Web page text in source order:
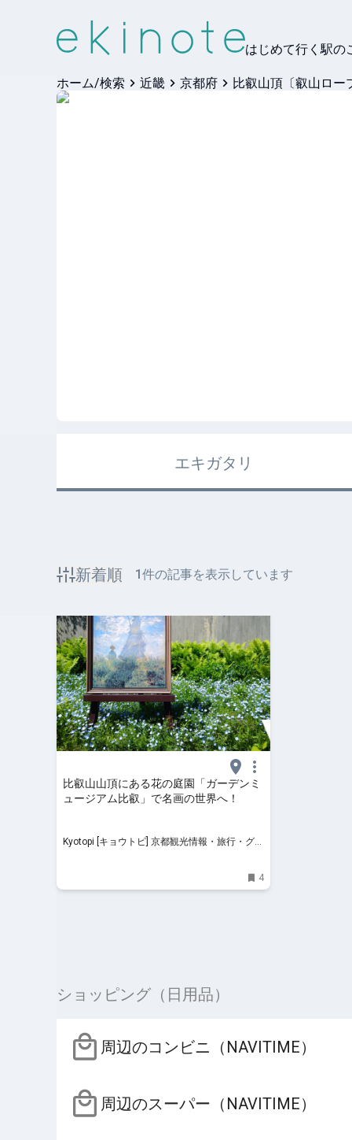
はじめて行く駅の
ホーム/検索 近畿 京都府 比叡山頂〔叡山ロー
エキガタリ
新着順 1件の記事を表示しています
比叡山山頂にある花の庭園「ガーデンミ
ュージアム比叡」で名画の世界へ！
Kyotopi [キョウトピ] 京都観光情報・旅行・グル
4
ショッピング（日用品）
周辺のコンビニ（NAVITIME）
周辺のスーパー（NAVITIME）